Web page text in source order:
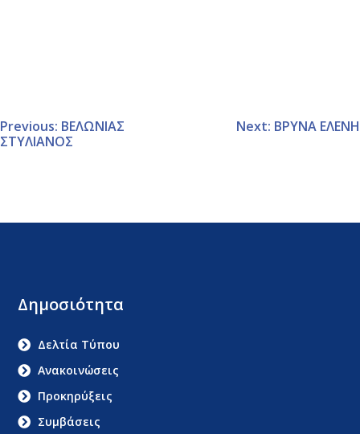
Previous: ΒΕΛΩΝΙΑΣ
ΣΤΥΛΙΑΝΟΣ
Next: ΒΡΥΝΑ ΕΛΕΝΗ
Δημοσιότητα
Δελτία Τύπου
Ανακοινώσεις
Προκηρύξεις
Συμβάσεις